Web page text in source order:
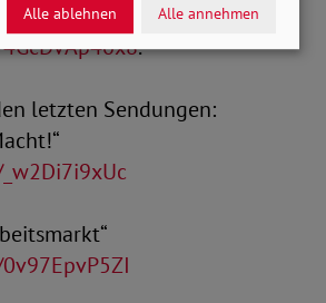
.
letzten Sendungen:
Alle ablehnen Alle annehmen